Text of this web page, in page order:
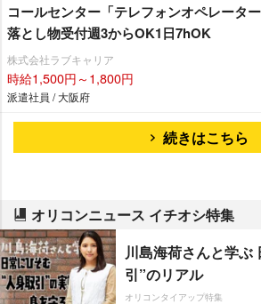
コールセンター「テレフォンオペレータ
落とし物受付週3からOK1日7hOK
株式会社ラブキャリア
時給1,500円～1,800円
派遣社員 / 大阪府
続きはこちら
オリコンニュース イチオシ特集
川島海荷さんと学ぶ
引”のリアル
オリコンタイアップ特集